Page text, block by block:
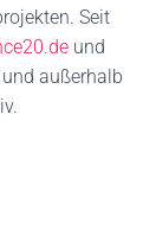
Seit
und
außerhalb